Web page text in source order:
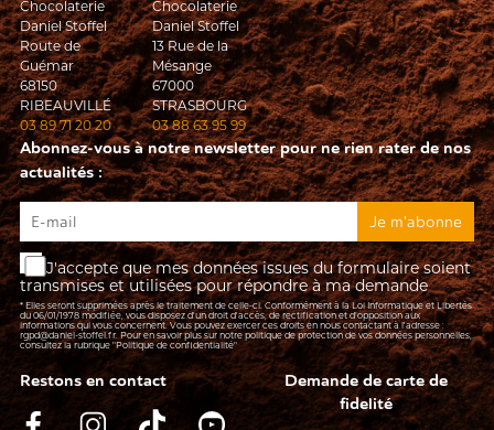
Chocolaterie
Daniel Stoffel
Route de
Guémar
68150
RIBEAUVILLÉ
03 89 71 20 20
Chocolaterie
Daniel Stoffel
13 Rue de la
Mésange
67000
STRASBOURG
03 88 63 95 99
Abonnez-vous à notre newsletter pour ne rien rater de nos
actualités :
J'accepte que mes données issues du formulaire soient
transmises et utilisées pour répondre à ma demande
* Elles seront supprimées après le traitement de celle-ci. Conformément à la Loi Informatique et Libertés
du 06/01/1978 modifiée, vous disposez d'un droit d'accès, de rectification et d’opposition aux
informations qui vous concernent. Vous pouvez exercer ces droits en nous contactant à l'adresse :
rgpd@daniel-stoffel.fr. Pour en savoir plus sur notre politique de protection de vos données personnelles,
consultez la rubrique "Politique de confidentialité"
Restons en contact
Demande de carte de
fidelité